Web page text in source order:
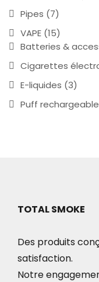
Pipes (7)
VAPE (15)
Batteries &
Cigarettes
E-liquides (3)
Puff rechargeable
TOTAL SMOKE
Des produits
satisfaction.
Notre